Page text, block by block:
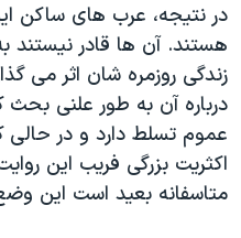
در نتیجه، عرب های ساکن
هستند. آن ها قادر نیستند
زندگی روزمره شان اثر می
درباره آن به طور علنی
عموم تسلط دارد و در حالی
اکثریت بزرگی فریب این
متاسفانه بعید است این